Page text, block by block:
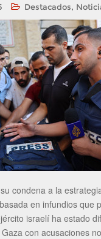
Destacados,
condena a la
en infundios que
israelí ha estado
con acusaciones